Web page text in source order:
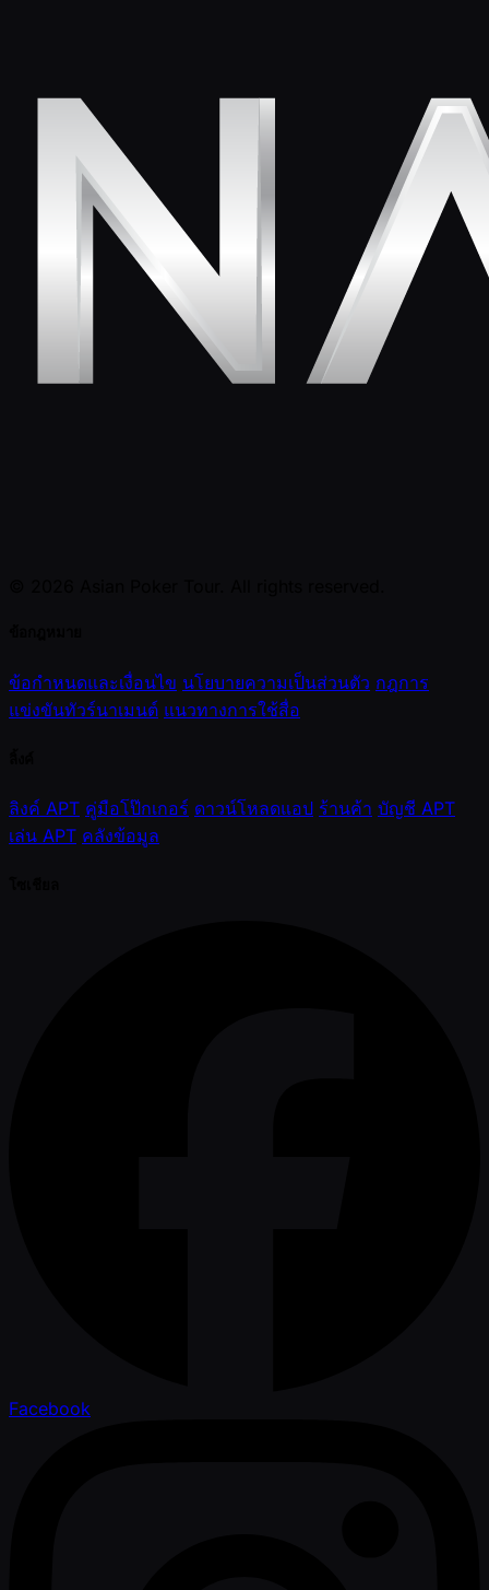
ข้อกำหนดและเงื่อนไข นโยบายความเป็นส่วนตัว กฎการ
แข่งขันทัวร์นาเมนต์ แนวทางการใช้สื่อ
ลิงค์ APT คู่มือโป๊กเกอร์ ดาวน์โหลดแอป ร้านค้า บัญชี APT
เล่น APT คลังข้อมูล
Facebook